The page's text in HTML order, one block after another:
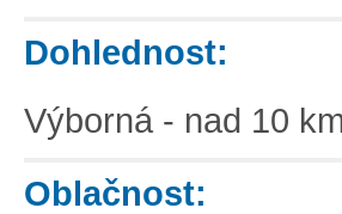
Dohlednost:
Výborná - nad 10
Oblačnost: